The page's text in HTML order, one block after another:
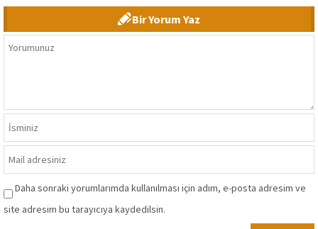
Bir Yorum Yaz
Daha sonraki yorumlarımda kullanılması için adım, e-posta adresim ve
site adresim bu tarayıcıya kaydedilsin.